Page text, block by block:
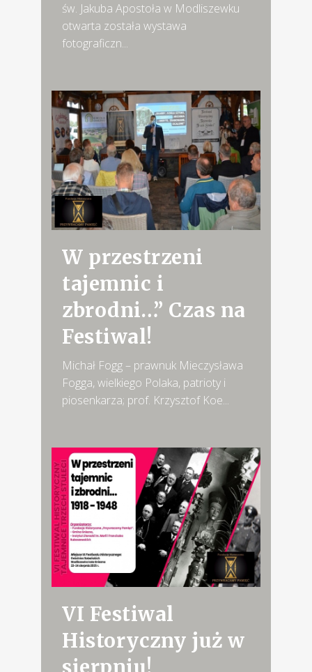
św. Jakuba Apostoła w Modliszewku
otwarta została wystawa
fotograficzn...
W przestrzeni
tajemnic i
zbrodni…” Czas na
Festiwal!
Michał Fogg – prawnuk Mieczysława
Fogga, wielkiego Polaka, patrioty i
piosenkarza; prof. Krzysztof Koe...
VI Festiwal
Historyczny już w